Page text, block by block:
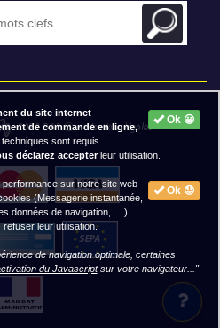
2020 BAP ⓒ - Mentions légales
Ok 😀
du site internet
de commande en ligne,
sont requis.
déclarez accepterleur utilisation.
Ok 😟
sur notre site web
(Messagerie instantanée,
données de navigation, ... ).
refuser leur utilisation.
de navigation optimale, certaines
du Javascriptsur votre navigateur..."